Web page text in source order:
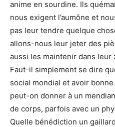
anime en sourdine. Ils
nous exigent l’aumône et
pas leur tendre quelque
allons-nous leur jeter des
aussi les maintenir dans
Faut-il simplement se dire
social mondial et avoir
peut-on donner à un
de corps, parfois avec un
Quelle bénédiction un